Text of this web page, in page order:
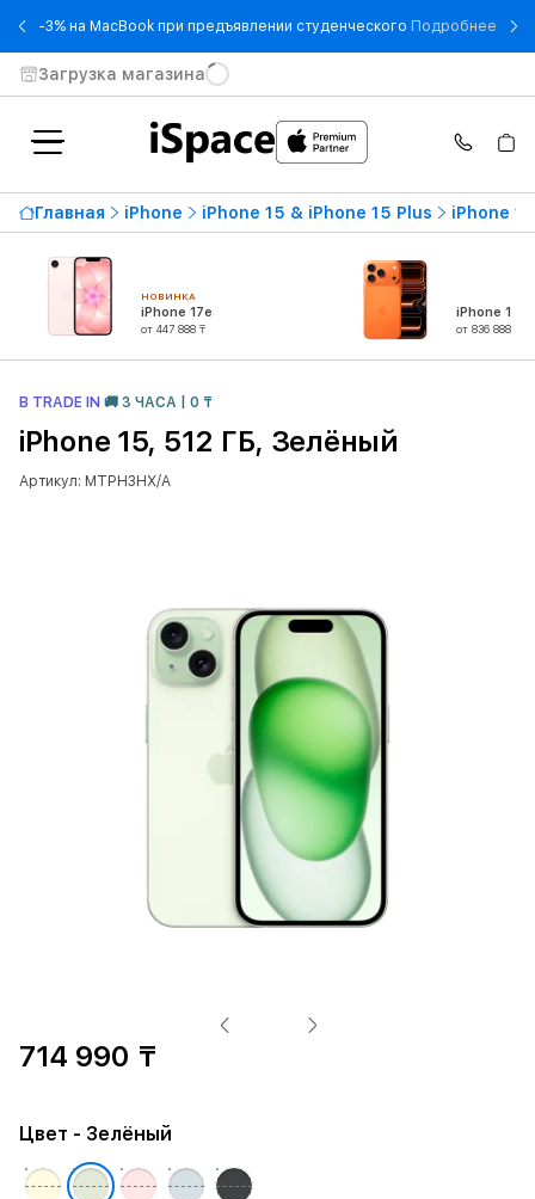
-3% на MacBook при предъявлении студенческого Подробнее - -
Загрузка магазина
Главная iPhone iPhone 15 & iPhone 15 Plus iPhone 15
НОВИНКА
iPhone 17e
от 447 888 ₸
iPhone 17
от 836 888 ₸
В TRADE IN 🚚 3 ЧАСА | 0 ₸
iPhone 15, 512 ГБ, Зелёный
Артикул: MTPH3HX/A
714 990 ₸
Цвет - Зелёный